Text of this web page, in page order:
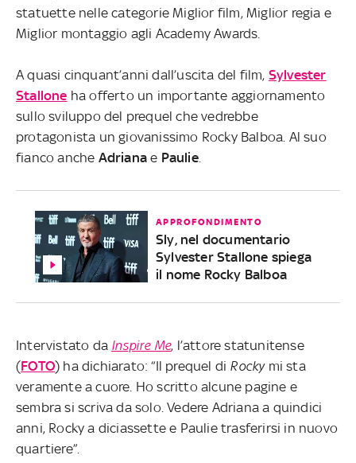
statuette nelle categorie Miglior film, Miglior regia e
Miglior montaggio agli Academy Awards.
A quasi cinquant’anni dall’uscita del film, Sylvester
Stallone ha offerto un importante aggiornamento
sullo sviluppo del prequel che vedrebbe
protagonista un giovanissimo Rocky Balboa. Al suo
fianco anche Adriana e Paulie.
APPROFONDIMENTO
Sly, nel documentario
Sylvester Stallone spiega
il nome Rocky Balboa
Intervistato da Inspire Me, l’attore statunitense
(FOTO) ha dichiarato: “Il prequel di Rockymi sta
veramente a cuore. Ho scritto alcune pagine e
sembra si scriva da solo. Vedere Adriana a quindici
anni, Rocky a diciassette e Paulie trasferirsi in nuovo
quartiere”.